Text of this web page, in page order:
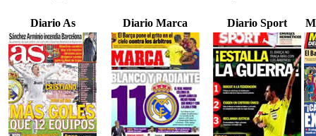
Diario As Diario Marca Diario Sport